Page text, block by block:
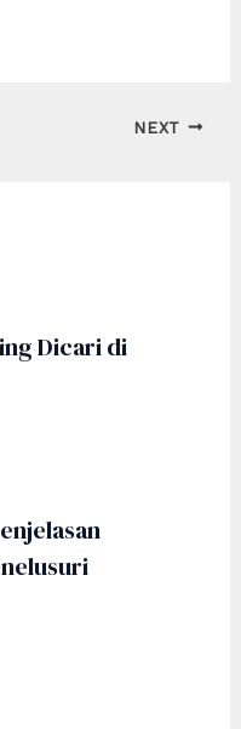
NEXT
Dicari di